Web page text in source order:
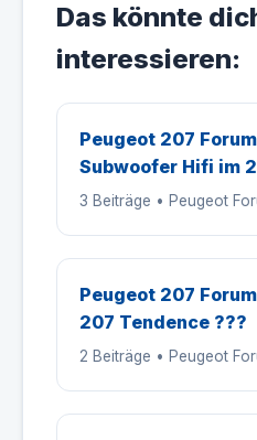
Das könnte
interessieren:
Peugeot 207
Subwoofer Hifi im
3 Beiträge • Peugeot
Peugeot 207
207 Tendence ???
2 Beiträge • Peugeot